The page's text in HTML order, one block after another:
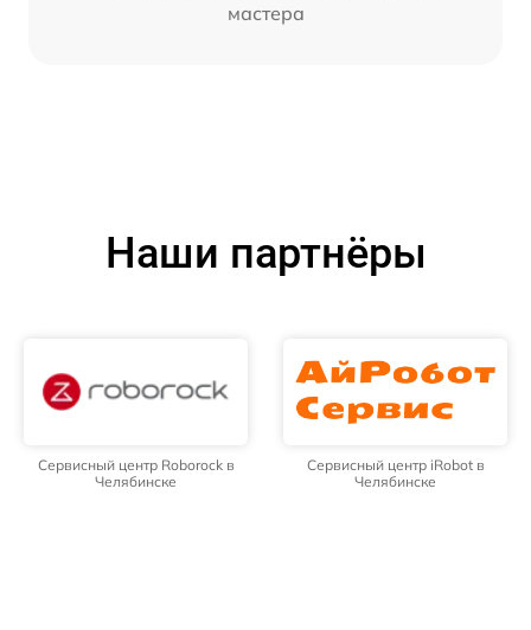
мастера
Наши партнёры
Сервисный центр Roborock в
Челябинске
Сервисный центр iRobot в
Челябинске